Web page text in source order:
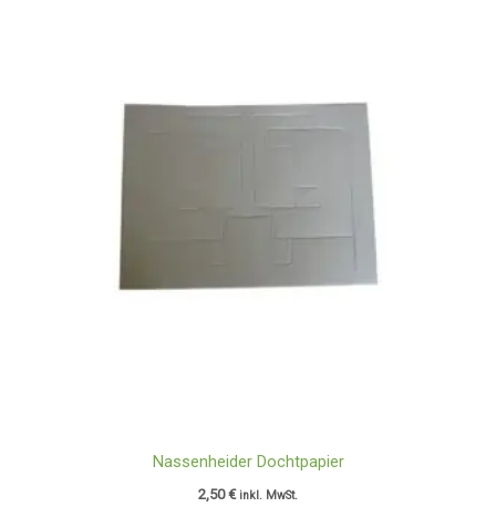
Nassenheider Dochtpapier
2,50€ inkl. MwSt.